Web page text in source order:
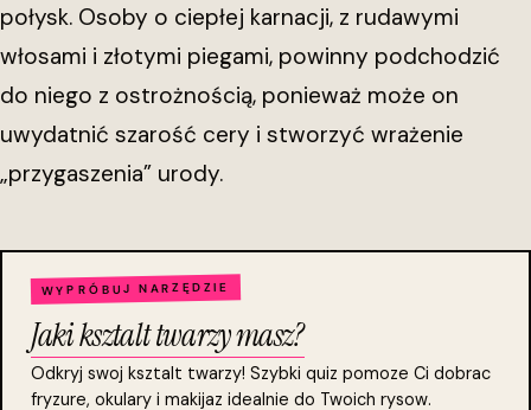
połysk. Osoby o ciepłej karnacji, z rudawymi
włosami i złotymi piegami, powinny podchodzić
do niego z ostrożnością, ponieważ może on
uwydatnić szarość cery i stworzyć wrażenie
„przygaszenia” urody.
WYPRÓBUJ NARZĘDZIE
Jaki ksztalt twarzy masz?
Odkryj swoj ksztalt twarzy! Szybki quiz pomoze Ci dobrac
fryzure, okulary i makijaz idealnie do Twoich rysow.